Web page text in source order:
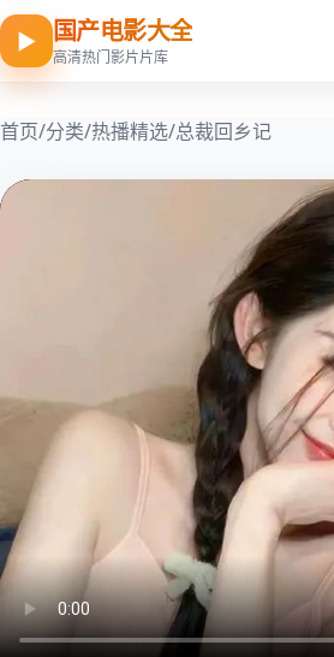
▶ 国产电影大全
高清热门影片片库
首页/分类/热播精选/总裁回乡记